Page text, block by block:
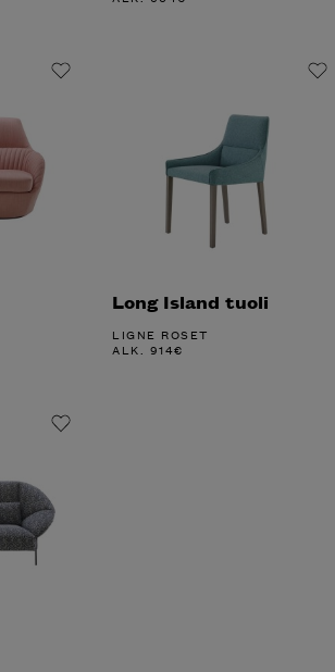
Long Island tuoli
LIGNE ROSET
ALK. 914€